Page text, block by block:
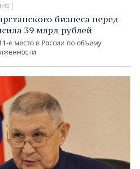
бизнеса перед
39 млрд рублей
е место в России по объему